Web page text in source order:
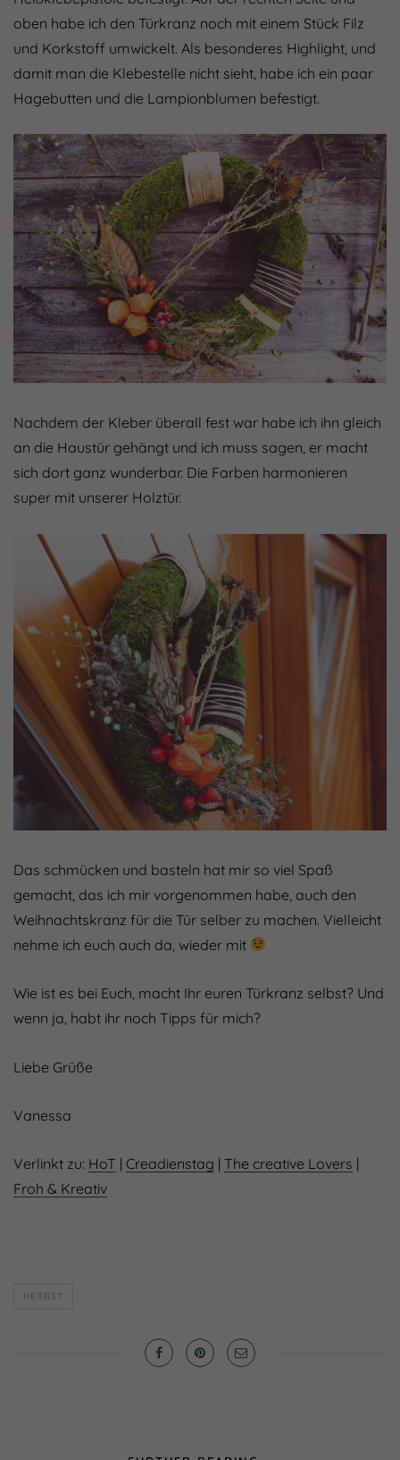
oben habe ich den Türkranz noch mit einem Stück Filz
und Korkstoff umwickelt. Als besonderes Highlight, und
damit man die Klebestelle nicht sieht, habe ich ein paar
Hagebutten und die Lampionblumen befestigt.
Nachdem der Kleber überall fest war habe ich ihn gleich
an die Haustür gehängt und ich muss sagen, er macht
sich dort ganz wunderbar. Die Farben harmonieren
super mit unserer Holztür.
Das schmücken und basteln hat mir so viel Spaß
gemacht, das ich mir vorgenommen habe, auch den
Weihnachtskranz für die Tür selber zu machen. Vielleicht
nehme ich euch auch da, wieder mit
Wie ist es bei Euch, macht Ihr euren Türkranz selbst? Und
wenn ja, habt ihr noch Tipps für mich?
Liebe Grüße
Vanessa
Verlinkt zu: HoT | Creadienstag | The creative Lovers |
Froh & Kreativ
HERBST